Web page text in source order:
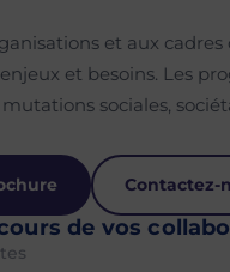
et aux
et besoins. Les
sociales,
Contactez-
de vos